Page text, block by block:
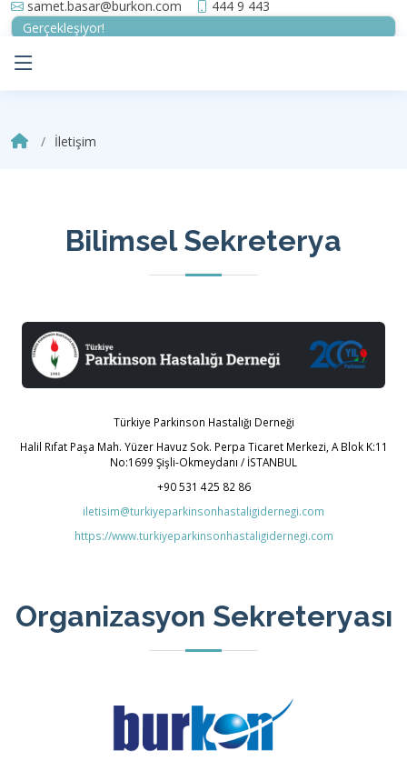
samet.basar@burkon.com
444 9 443
Gerçekleşiyor!
İletişim
Bilimsel Sekreterya
Türkiye Parkinson Hastalığı Derneği
Halil Rıfat Paşa Mah. Yüzer Havuz Sok. Perpa Ticaret Merkezi, A Blok K:11
No:1699 Şişli-Okmeydanı / İSTANBUL
+90 531 425 82 86
iletisim@turkiyeparkinsonhastaligidernegi.com
https://www.turkiyeparkinsonhastaligidernegi.com
Organizasyon Sekreteryası